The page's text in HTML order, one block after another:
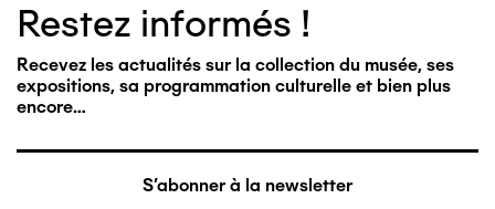
Restez informés !
Recevez les actualités sur la collection du musée, ses
expositions, sa programmation culturelle et bien plus
encore…
S'abonner à la newsletter